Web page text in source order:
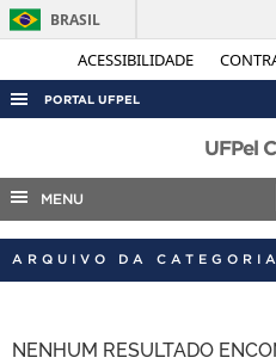
ACESSIBILIDADE
BRASIL
PORTAL UFPEL
AUDITORIA
COBALTO
CONCURSOS
INTERNACIONAL
UFPel
MENU
ARQUIVO DA
NENHUM RESULTADO